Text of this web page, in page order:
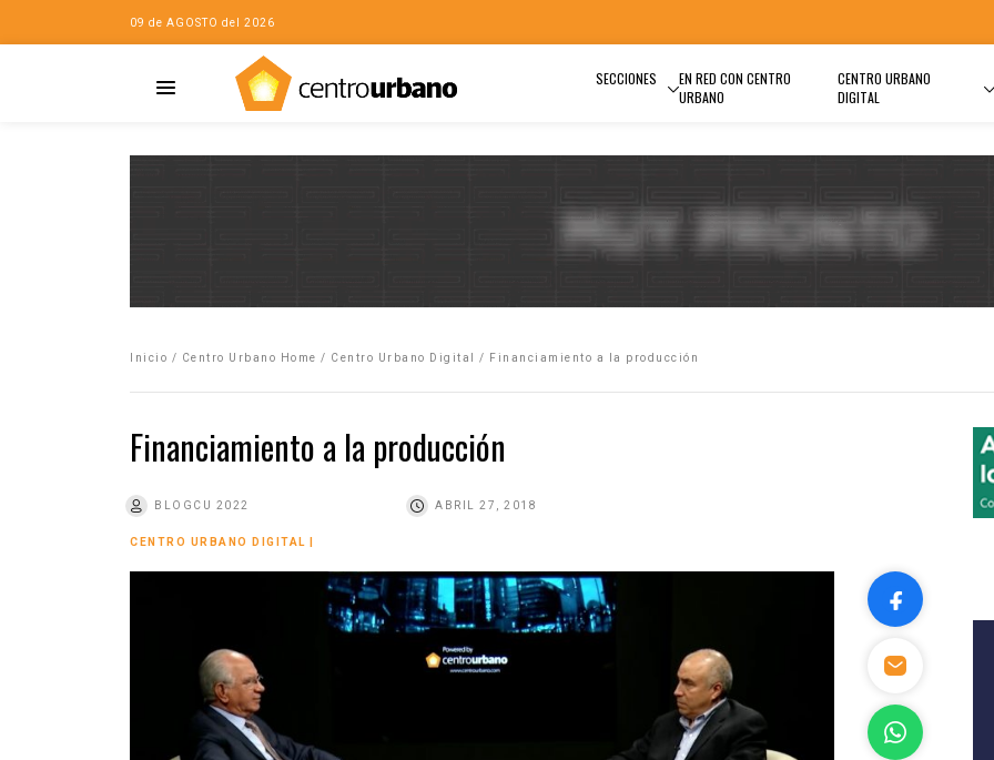
09 de AGOSTO del 2026
SECCIONES
EN RED CON CENTRO
URBANO
CENTRO URBANO
DIGITAL
Inicio / Centro Urbano Home / Centro Urbano Digital / Financiamiento a la producción
Financiamiento a la producción
BLOGCU 2022 ABRIL 27, 2018
CENTRO URBANO DIGITAL